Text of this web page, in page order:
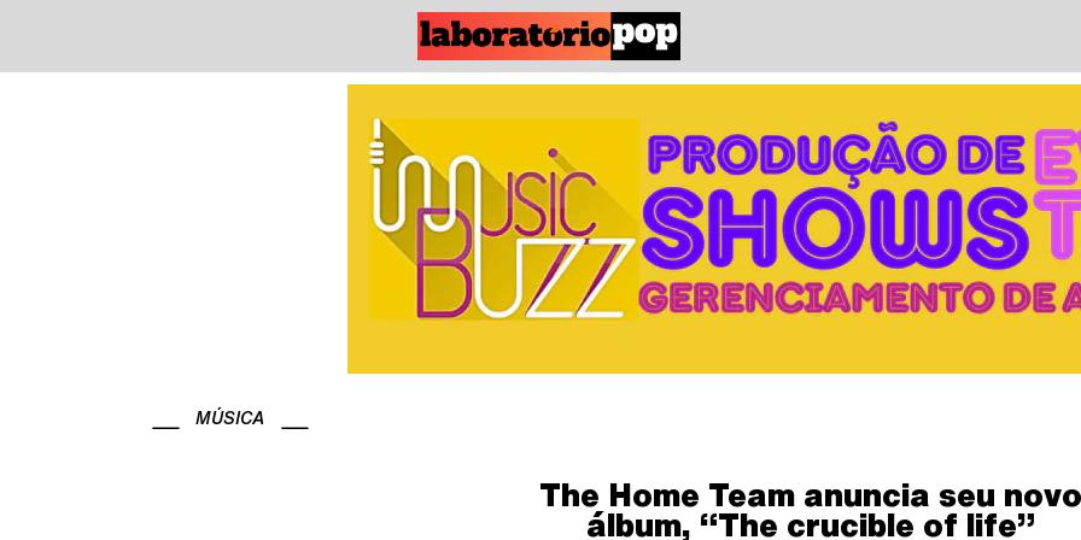
MÚSICA
The Home Team anuncia seu novo
álbum, “The crucible of life”